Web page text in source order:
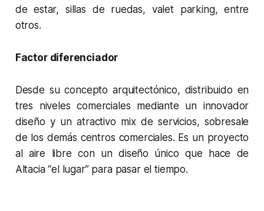
de estar, sillas de ruedas, valet parking, entre
otros.
Factor diferenciador
Desde su concepto arquitectónico, distribuido en
tres niveles comerciales mediante un innovador
diseño y un atractivo mix de servicios, sobresale
de los demás centros comerciales. Es un proyecto
al aire libre con un diseño único que hace de
Altacia “el lugar” para pasar el tiempo.